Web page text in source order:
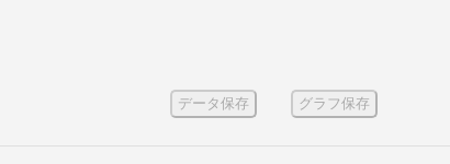
データ保存 グラフ保存